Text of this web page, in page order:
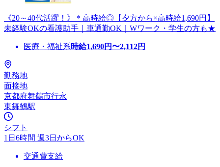
《20～40代活躍！》＊高時給◎【夕方から×高時給1,690円】
未経験OKの看護助手｜車通勤OK｜Wワーク・学生の方も★
医療・福祉系時給1,690円〜2,112円
勤務地
面接地
京都府舞鶴市行永
東舞鶴駅
シフト
1日6時間 週3日からOK
交通費支給